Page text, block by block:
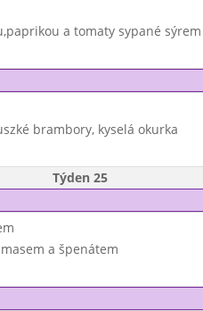
a tomaty sypané sýrem
brambory, kyselá okurka
Týden 25
a špenátem